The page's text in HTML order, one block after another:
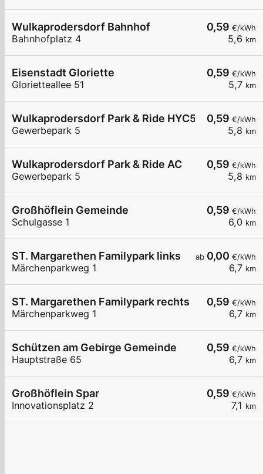
0,59 €/kWh
5,6 km
Wulkaprodersdorf Bahnhof
Bahnhofplatz 4
0,59 €/kWh
5,7 km
Eisenstadt Gloriette
Glorietteallee 51
0,59 €/kWh
5,8 km
Wulkaprodersdorf Park & Ride HYC50
Gewerbepark 5
0,59 €/kWh
5,8 km
Wulkaprodersdorf Park & Ride AC
Gewerbepark 5
0,59 €/kWh
6,0 km
Großhöflein Gemeinde
Schulgasse 1
ab 0,00 €/kWh
6,7 km
ST. Margarethen Familypark links
Märchenparkweg 1
0,59 €/kWh
6,7 km
ST. Margarethen Familypark rechts
Märchenparkweg 1
0,59 €/kWh
6,7 km
Schützen am Gebirge Gemeinde
Hauptstraße 65
0,59 €/kWh
7,1 km
Großhöflein Spar
Innovationsplatz 2